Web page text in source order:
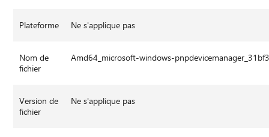
Plateforme Ne s'applique pas
Nom de
fichier
Amd64_microsoft-windows-
Version de
fichier
Ne s'applique pas